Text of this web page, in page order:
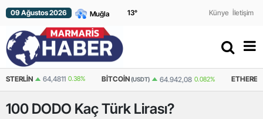
09 Ağustos 2026 13° Künye İletişim
64,4811 0.38% BITCOIN (USDT) 64.942,08 0.082% ETHEREUM(USDT)
100 DODO Kaç Türk Lirası?